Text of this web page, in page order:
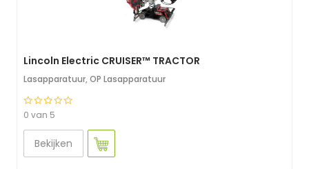
Lincoln Electric CRUISER™ TRACTOR
Lasapparatuur, OP Lasapparatuur
0 van 5
Bekijken